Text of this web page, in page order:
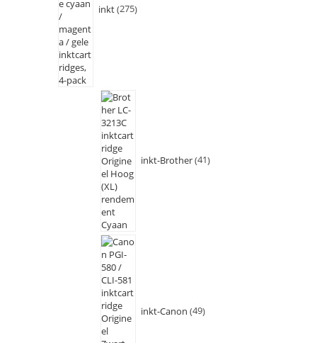
inkt 275
inkt-Brother 41
inkt-Canon 49